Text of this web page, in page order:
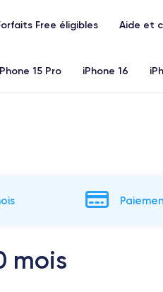
Free éligibles Aide et
15 Pro iPhone 16
mois